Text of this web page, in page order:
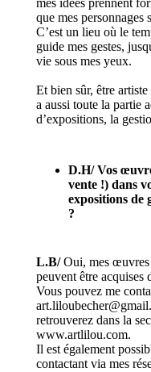
mes idées prennent
que mes personnages
C’est un lieu où le
guide mes gestes,
vie sous mes yeux.
Et bien sûr, être
a aussi toute la partie
d’expositions, la
D.H/ Vos
vente !) dans
expositions de
?
L.B/Oui, mes œuvres
peuvent être acquises
Vous pouvez me
retrouverez dans la
www.artlilou.com.
Il est également
contactant via mes